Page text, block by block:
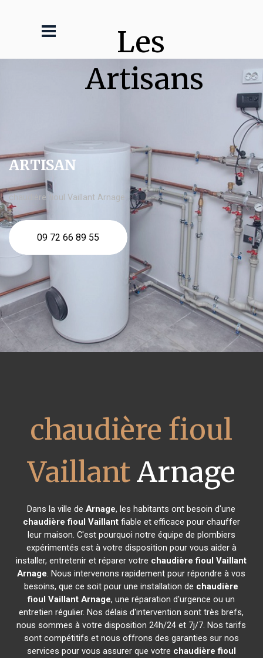
Les
Artisans
ARTISAN
chaudière fioul Vaillant Arnage
09 72 66 89 55
chaudière fioul
VaillantArnage
Dans la ville deArnage, les habitants ont besoin d'une
chaudière fioul Vaillantfiable et efficace pour chauffer
leur maison. C'est pourquoi notre équipe de plombiers
expérimentés est à votre disposition pour vous aider à
installer, entretenir et réparer votre chaudière fioul Vaillant
Arnage. Nous intervenons rapidement pour répondre à vos
besoins, que ce soit pour une installation de chaudière
fioul Vaillant Arnage, une réparation d'urgence ou un
entretien régulier. Nos délais d'intervention sont très brefs,
nous sommes à votre disposition 24h/24 et 7j/7. Nos tarifs
sont compétitifs et nous offrons des garanties sur nos
services pour vous assurer que votre chaudière fioul